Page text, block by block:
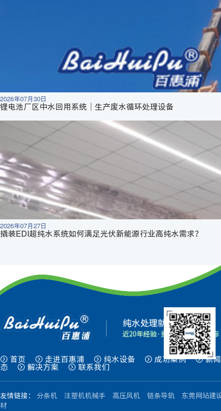
2026年07月30日
锂电池厂区中水回用系统｜生产废水循环处理设备
2026年07月27日
撬装EDI超纯水系统如何满足光伏新能源行业高纯水需求？
首页 走进百惠浦 纯水设备 成功案例 新
态 解决方案 联系我们
友情链接： 分条机 注塑机机械手 高压风机 链条导轨
东莞网站建
材